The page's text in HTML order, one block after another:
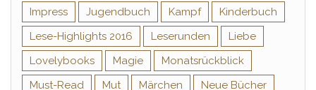
Impress
Jugendbuch Kampf
Kinderbuch
Lese-Highlights 2016
Leserunden
Liebe
Lovelybooks
Magie
Monatsrückblick
Must-Read
Mut Märchen
Neue Bücher